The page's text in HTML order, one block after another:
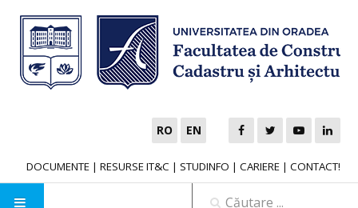
RO EN
DOCUMENTE | RESURSE IT&C | STUDINFO | CARIERE | CONTACT!